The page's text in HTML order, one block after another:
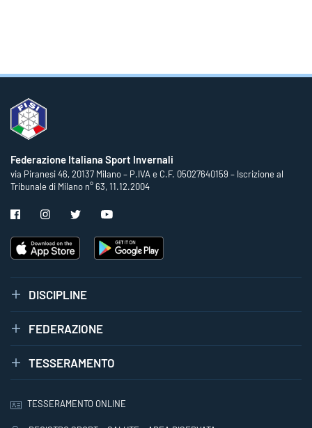
Federazione Italiana Sport Invernali
via Piranesi 46, 20137 Milano – P.IVA e C.F. 05027640159 – Iscrizione al
Tribunale di Milano n° 63, 11.12.2004
DISCIPLINE
FEDERAZIONE
TESSERAMENTO
TESSERAMENTO ONLINE